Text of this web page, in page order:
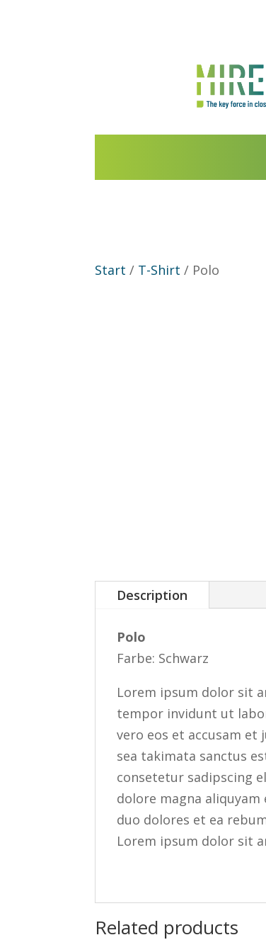
Start / T-Shirt / Polo
Description
Polo
Farbe: Schwarz
Lorem ipsum dolor sit
tempor invidunt ut
vero eos et accusam
sea takimata sanctus
consetetur sadipscing
dolore magna
duo dolores et ea
Lorem ipsum dolor sit
Related products